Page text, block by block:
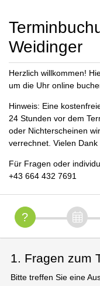
Weidinger
Herzlich willkommen!
um die Uhr online
Hinweis: Eine
24 Stunden vor dem
oder Nichterscheinen
verrechnet. Vielen Dank
Für Fragen oder
+43 664 432 7691
1. Fragen zum
Bitte treffen Sie eine